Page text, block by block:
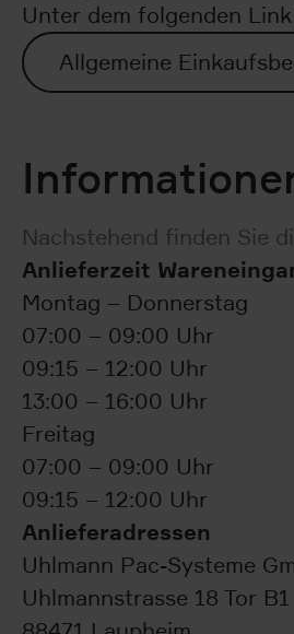
Unter dem folgenden
Allgemeine
Nachstehend finden Sie
Anlieferzeit
Montag – Donnerstag
07:00 – 09:00 Uhr
09:15 – 12:00 Uhr
13:00 – 16:00 Uhr
Freitag
07:00 – 09:00 Uhr
09:15 – 12:00 Uhr
Anlieferadressen
Uhlmann Pac-Systeme
Uhlmannstrasse 18 Tor